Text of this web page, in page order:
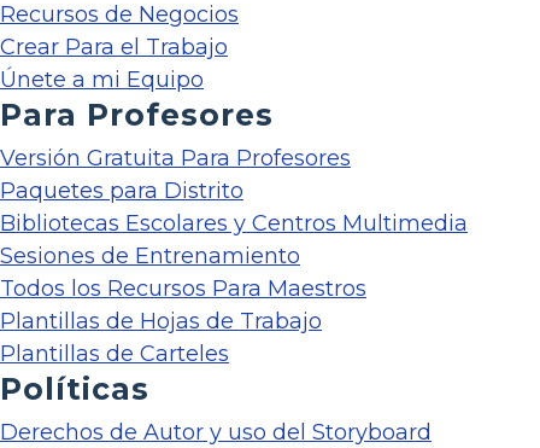
Recursos de Negocios
Crear Para el Trabajo
Únete a mi Equipo
Para Profesores
Versión Gratuita Para Profesores
Paquetes para Distrito
Bibliotecas Escolares y Centros Multimedia
Sesiones de Entrenamiento
Todos los Recursos Para Maestros
Plantillas de Hojas de Trabajo
Plantillas de Carteles
Políticas
Derechos de Autor y uso del Storyboard